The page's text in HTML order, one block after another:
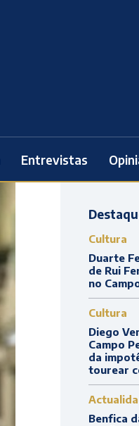
Entrevistas
Cultura
Duarte
de Rui
no
Cultura
Diego
Campo
da
tourear
Benfica